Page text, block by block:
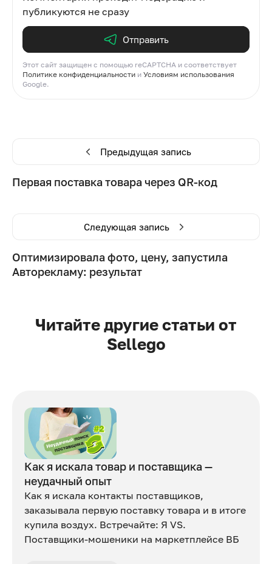
публикуются не сразу
Отправить
Этот сайт защищен с помощью reCAPTCHA и соответствует
Политике конфиденциальности и Условиям использования
Google.
Предыдущая запись
Первая поставка товара через QR-код
Следующая запись
Оптимизировала фото, цену, запустила
Авторекламу: результат
Читайте другие статьи от
Sellego
Как я искала товар и поставщика —
неудачный опыт
Как я искала контакты поставщиков,
заказывала первую поставку товара и в итоге
купила воздух. Встречайте: Я VS.
Поставщики-мошеники на маркетплейсе ВБ